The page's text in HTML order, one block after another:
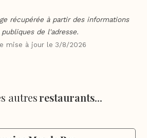
récupérée à partir des informations
publiques de l'adresse.
mise à jour le 3/8/2026
autresrestaurants...